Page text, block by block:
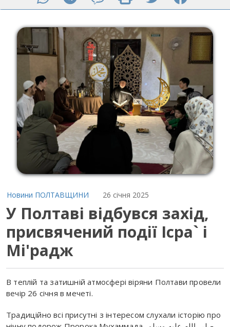
Новини ПОЛТАВЩИНИ 26 січня 2025
У Полтаві відбувся захід,
присвячений події Ісра` і
Мі'радж
В теплій та затишній атмосфері віряни Полтави провели
вечір 26 січня в мечеті.
Традиційно всі присутні з інтересом слухали історію про